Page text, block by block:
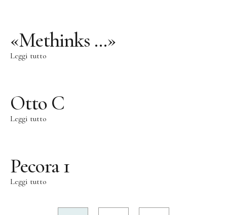
«Methinks …»
Leggi tutto
Otto C
Leggi tutto
Pecora 1
Leggi tutto